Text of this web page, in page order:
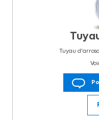
Tuyau
de 5 mètres de longueur
nombreuses
incontournable pour tous